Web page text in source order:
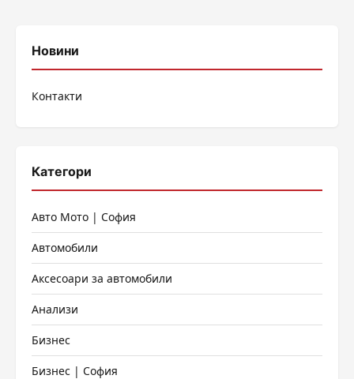
Новини
Контакти
Категори
Авто Мото | София
Автомобили
Аксесоари за автомобили
Анализи
Бизнес
Бизнес | София